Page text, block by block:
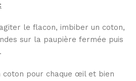
le flacon, imbiber un coton,
sur la paupière fermée puis
pour chaque œil et bien